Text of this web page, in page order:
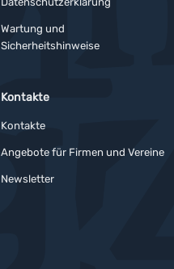
Wartung und
Sicherheitshinweise
Kontakte
Kontakte
Angebote für Firmen und Vereine
Newsletter